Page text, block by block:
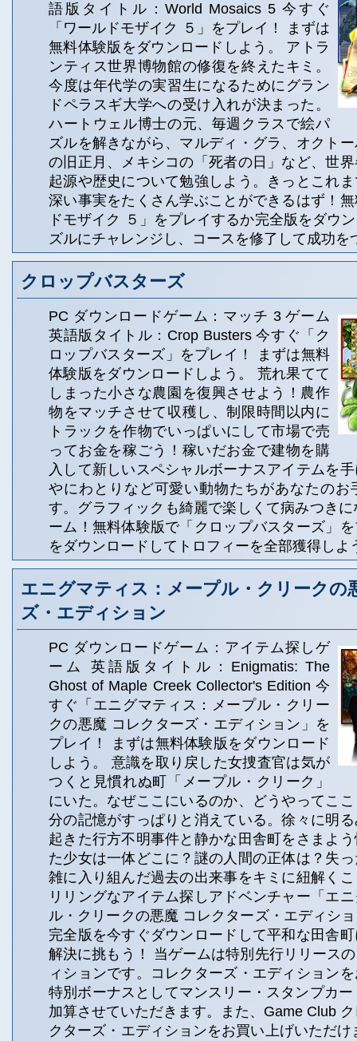
語版タイトル：World Mosaics 5 今すぐ
「ワールドモザイク ５」をプレイ！ まずは
無料体験版をダウンロードしよう。 アトラ
ンティス世界博物館の修復を終えたキミ。
今度は年代学の実習生になるためにグラン
ドペラスギ大学への受け入れが決まった。
ハートウェル博士の元、毎週クラスで絵パ
ズルを解きながら、マルディ・グラ、オクト
の旧正月、メキシコの「死者の日」など、世
起源や歴史について勉強しよう。きっとこれ
深い事実をたくさん学ぶことができるはず！
ドモザイク ５」をプレイするか完全版をダウ
ズルにチャレンジし、コースを修了して成功を
クロップバスターズ
PC ダウンロードゲーム：マッチ 3 ゲーム
英語版タイトル：Crop Busters 今すぐ「ク
ロップバスターズ」をプレイ！ まずは無料
体験版をダウンロードしよう。 荒れ果てて
しまった小さな農園を復興させよう！農作
物をマッチさせて収穫し、制限時間以内に
トラックを作物でいっぱいにして市場で売
ってお金を稼ごう！稼いだお金で建物を購
入して新しいスペシャルボーナスアイテムを
やにわとりなど可愛い動物たちがあなたのお
す。グラフィックも綺麗で楽しくて病みつき
ーム！無料体験版で「クロップバスターズ」
をダウンロードしてトロフィーを全部獲得しよ
エニグマティス：メープル・クリークの
ズ・エディション
PC ダウンロードゲーム：アイテム探しゲ
ーム 英語版タイトル：Enigmatis: The
Ghost of Maple Creek Collector's Edition 今
すぐ「エニグマティス：メープル・クリー
クの悪魔 コレクターズ・エディション」を
プレイ！ まずは無料体験版をダウンロード
しよう。 意識を取り戻した女捜査官は気が
つくと見慣れぬ町「メープル・クリーク」
にいた。なぜここにいるのか、どうやってこ
分の記憶がすっぱりと消えている。徐々に明
起きた行方不明事件と静かな田舎町をさまよ
た少女は一体どこに？謎の人間の正体は？失
雑に入り組んだ過去の出来事をキミに紐解く
リリングなアイテム探しアドベンチャー「エ
ル・クリークの悪魔 コレクターズ・エディシ
完全版を今すぐダウンロードして平和な田舎
解決に挑もう！ 当ゲームは特別先行リリース
ィションです。コレクターズ・エディション
特別ボーナスとしてマンスリー・スタンプカ
加算させていただきます。また、Game Club
クターズ・エディションをお買い上げいただ